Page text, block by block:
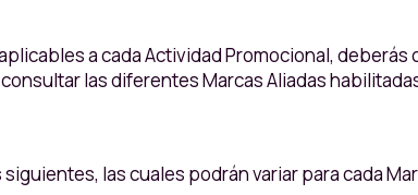
a cada Actividad Promocional, deberás
las diferentes Marcas Aliadas
las cuales podrán variar para cada